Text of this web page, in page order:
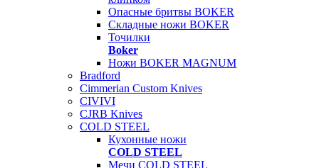
Опасные бритвы BOKER
Складные ножи BOKER
Точилки
Boker
Ножи BOKER MAGNUM
Bradford
Cimmerian Custom Knives
CIVIVI
CJRB Knives
COLD STEEL
Кухонные ножи
COLD STEEL
Мечи COLD STEEL